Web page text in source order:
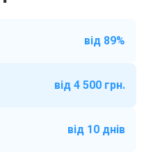
від 89%
від 4 500 грн.
від 10 днів